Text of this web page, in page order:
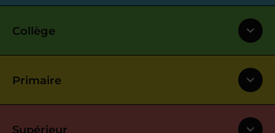
Collège
Primaire
Supérieur